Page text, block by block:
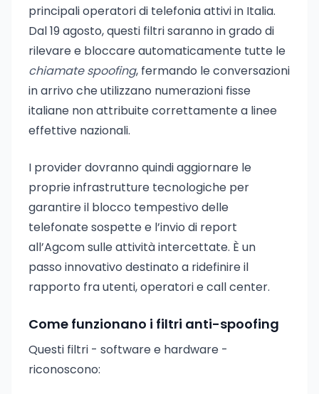
principali operatori di telefonia attivi in Italia.
Dal 19 agosto, questi filtri saranno in grado di
rilevare e bloccare automaticamente tutte le
chiamate spoofing, fermando le conversazioni
in arrivo che utilizzano numerazioni fisse
italiane non attribuite correttamente a linee
effettive nazionali.
I provider dovranno quindi aggiornare le
proprie infrastrutture tecnologiche per
garantire il blocco tempestivo delle
telefonate sospette e l’invio di report
all’Agcom sulle attività intercettate. È un
passo innovativo destinato a ridefinire il
rapporto fra utenti, operatori e call center.
Come funzionano i filtri anti-spoofing
Questi filtri - software e hardware -
riconoscono: